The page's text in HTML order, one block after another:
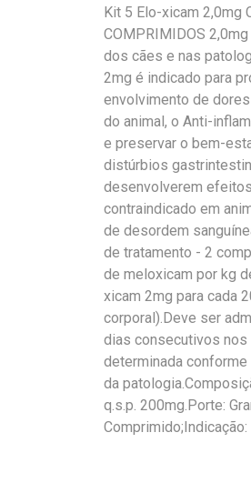
Kit 5 Elo-xicam 2,0mg
COMPRIMIDOS
dos cães e nas
2mg é indicado para
envolvimento de
do animal, o Anti-
e preservar o bem-
distúrbios
desenvolverem
contraindicado em
de desordem
de tratamento - 2
de meloxicam por kg
xicam 2mg para cada
corporal).Deve ser
dias consecutivos nos
determinada
da
q.s.p. 200mg.Porte:
Comprimido;Indicação: